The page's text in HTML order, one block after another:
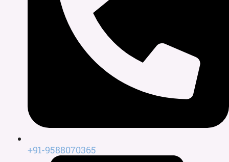
+91-9588070365